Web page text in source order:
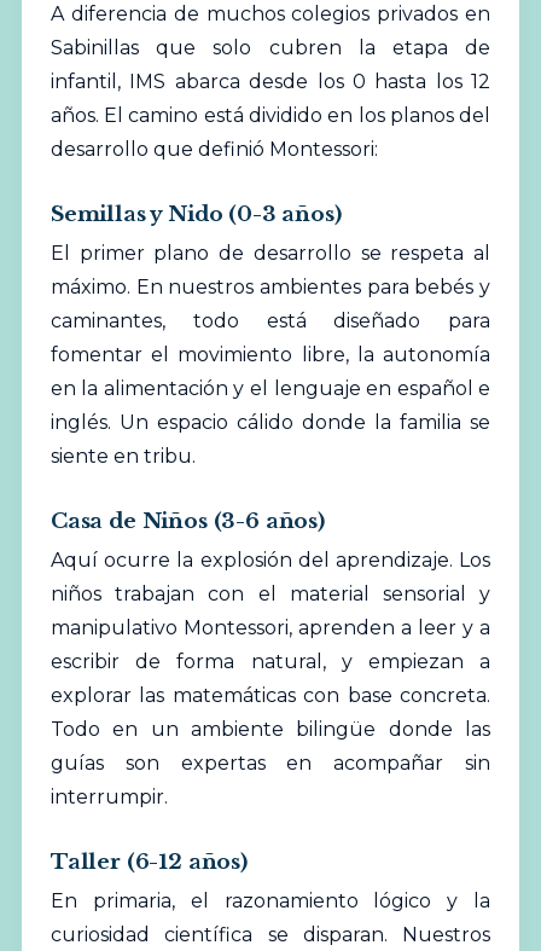
A diferencia de muchos colegios privados en
Sabinillas que solo cubren la etapa de
infantil, IMS abarca desde los 0 hasta los 12
años. El camino está dividido en los planos del
desarrollo que definió Montessori:
Semillas y Nido (0-3 años)
El primer plano de desarrollo se respeta al
máximo. En nuestros ambientes para bebés y
caminantes, todo está diseñado para
fomentar el movimiento libre, la autonomía
en la alimentación y el lenguaje en español e
inglés. Un espacio cálido donde la familia se
siente en tribu.
Casa de Niños (3-6 años)
Aquí ocurre la explosión del aprendizaje. Los
niños trabajan con el material sensorial y
manipulativo Montessori, aprenden a leer y a
escribir de forma natural, y empiezan a
explorar las matemáticas con base concreta.
Todo en un ambiente bilingüe donde las
guías son expertas en acompañar sin
interrumpir.
Taller (6-12 años)
En primaria, el razonamiento lógico y la
curiosidad científica se disparan. Nuestros